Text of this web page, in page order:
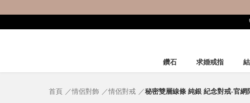
鑽石 求婚戒指
首頁 情侶對飾 情侶對戒 秘密雙層線條 純銀 紀念對戒-官網